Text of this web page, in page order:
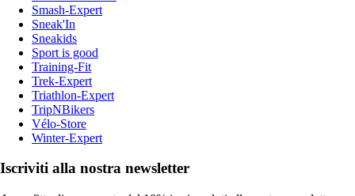
Smash-Expert
Sneak'In
Sneakids
Sport is good
Training-Fit
Trek-Expert
Triathlon-Expert
TripNBikers
Vélo-Store
Winter-Expert
Iscriviti alla nostra newsletter